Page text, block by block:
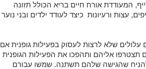
המעודדת אורח חיים בריא הכולל תזונה
עצות ורעיונות כיצד לעודד ילדים ובני נוער
עלולים שלא לרצות לעסוק בפעילות גופנית אם
אליהם ותהפכו את הפעילות הגופנית
להניח שהגישה שלהם תשתנה. שמשו עבורם